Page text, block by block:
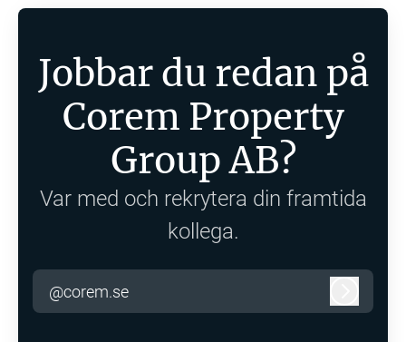
Jobbar du redan på
Corem Property
Group AB?
Var med och rekrytera din framtida
kollega.
@corem.se